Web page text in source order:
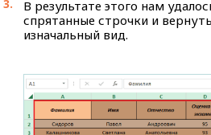
В результате этого нам
спрятанные строчки и
изначальный вид.